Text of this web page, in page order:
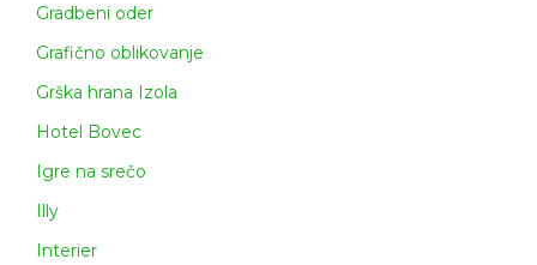
Gradbeni oder
Grafično oblikovanje
Grška hrana Izola
Hotel Bovec
Igre na srečo
Illy
Interier